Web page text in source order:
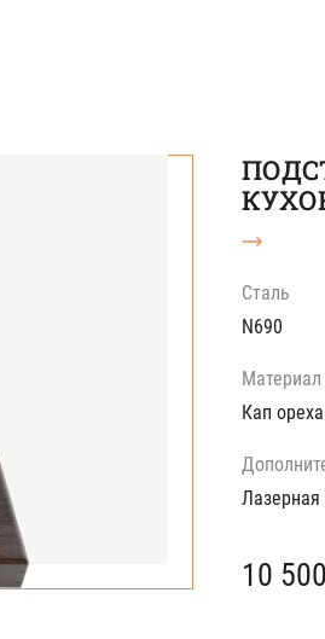
Сталь
N690
Материал
Кап ореха
Лазерная
10